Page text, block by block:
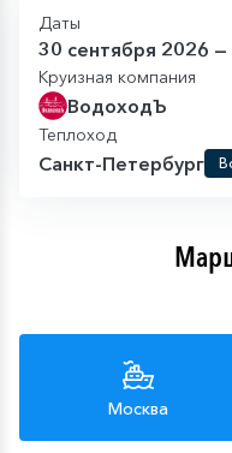
Даты
30 сентября 2026
Круизная компания
ВодоходЪ
Теплоход
Санкт-Петербург
Москва